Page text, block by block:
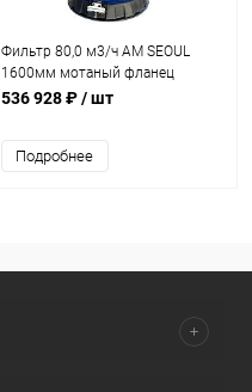
Фильтр 80,0 м3/ч AM SEOUL
1600мм мотаный фланец
110мм +Люк400+См.окно
536 928 ₽/ шт
Подробнее